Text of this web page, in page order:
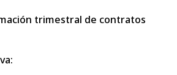
trimestral de contratos